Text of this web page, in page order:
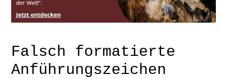
Falsch formatierte
Anführungszeichen